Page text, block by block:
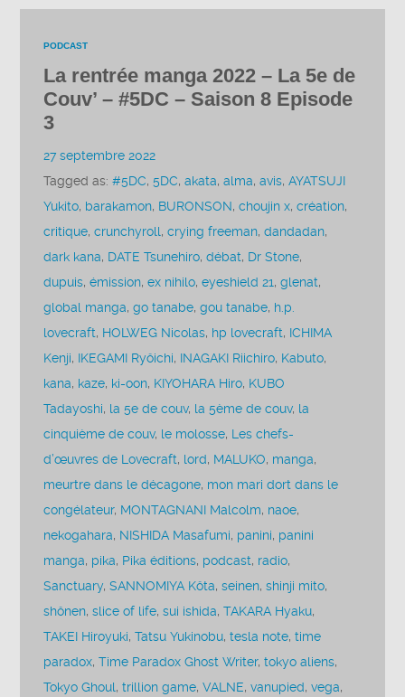
PODCAST
La rentrée manga 2022 – La 5e de
Couv’ – #5DC – Saison 8 Episode
3
27 septembre 2022
Tagged as:#5DC,5DC,akata,alma,avis,AYATSUJI
Yukito, barakamon, BURONSON,choujin x,création,
critique,crunchyroll,crying freeman,dandadan,
dark kana, DATE Tsunehiro,débat, Dr Stone,
dupuis,émission,ex nihilo,eyeshield 21,glenat,
global manga,go tanabe,gou tanabe, h.p.
lovecraft, HOLWEG Nicolas, hp lovecraft, ICHIMA
Kenji, IKEGAMI Ryôichi, INAGAKI Riichiro, Kabuto,
kana, kaze, ki-oon, KIYOHARA Hiro, KUBO
Tadayoshi, la 5e de couv, la 5ème de couv, la
cinquième de couv, le molosse, Les chefs-
d’œuvres de Lovecraft, lord, MALUKO, manga,
meurtre dans le décagone, mon mari dort dans le
congélateur, MONTAGNANI Malcolm, naoe,
nekogahara, NISHIDA Masafumi, panini, panini
manga, pika, Pika éditions, podcast, radio,
Sanctuary,SANNOMIYA Kôta,seinen,shinji mito,
shônen,slice of life,sui ishida,TAKARA Hyaku,
TAKEI Hiroyuki,Tatsu Yukinobu,tesla note,time
paradox,Time Paradox Ghost Writer,tokyo aliens,
Tokyo Ghoul,trillion game,VALNE,vanupied,vega,